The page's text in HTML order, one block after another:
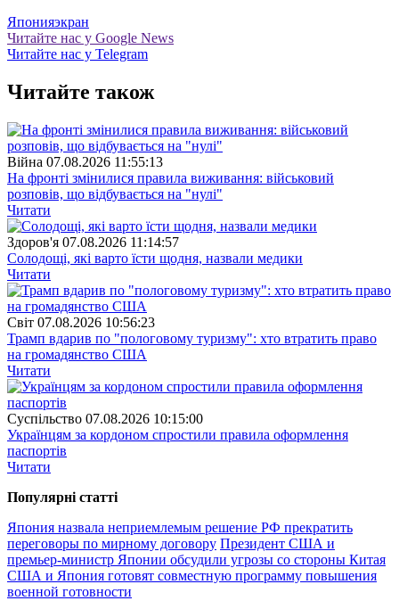
Японияэкран
Читайте нас у Google News
Читайте нас у Telegram
Читайте також
Війна 07.08.2026 11:55:13
На фронті змінилися правила виживання: військовий
розповів, що відбувається на "нулі"
Читати
Здоров'я 07.08.2026 11:14:57
Солодощі, які варто їсти щодня, назвали медики
Читати
Свiт 07.08.2026 10:56:23
Трамп вдарив по "пологовому туризму": хто втратить право
на громадянство США
Читати
Суспiльство 07.08.2026 10:15:00
Українцям за кордоном спростили правила оформлення
паспортів
Читати
Популярнi статтi
Япония назвала неприемлемым решение РФ прекратить
переговоры по мирному договору Президент США и
премьер-министр Японии обсудили угрозы со стороны Китая
США и Япония готовят совместную программу повышения
военной готовности